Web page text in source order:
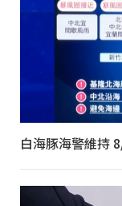
白海豚海警維持